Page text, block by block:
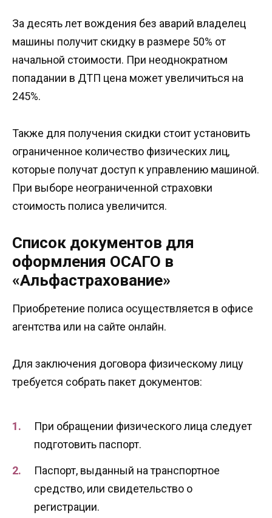
За десять лет вождения без аварий владелец
машины получит скидку в размере 50% от
начальной стоимости. При неоднократном
попадании в ДТП цена может увеличиться на
245%.
Также для получения скидки стоит установить
ограниченное количество физических лиц,
которые получат доступ к управлению машиной.
При выборе неограниченной страховки
стоимость полиса увеличится.
Список документов для
оформления ОСАГО в
«Альфастрахование»
Приобретение полиса осуществляется в офисе
агентства или на сайте онлайн.
Для заключения договора физическому лицу
требуется собрать пакет документов:
При обращении физического лица следует
подготовить паспорт.
Паспорт, выданный на транспортное
средство, или свидетельство о
регистрации.